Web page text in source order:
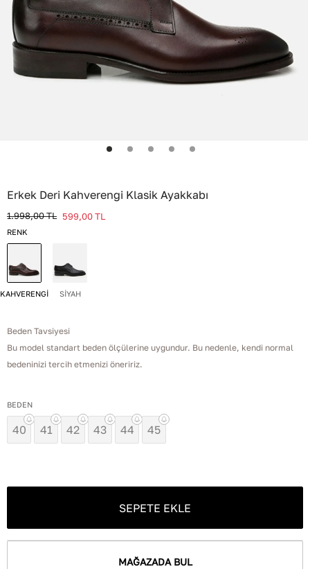
Erkek Deri Kahverengi Klasik Ayakkabı
1.998,00TL 599,00TL
RENK
KAHVERENGİ SİYAH
Beden Tavsiyesi
Bu model standart beden ölçülerine uygundur. Bu nedenle, kendi normal
bedeninizi tercih etmenizi öneririz.
BEDEN
40 41 42 43 44 45
SEPETE EKLE
MAĞAZADA BUL